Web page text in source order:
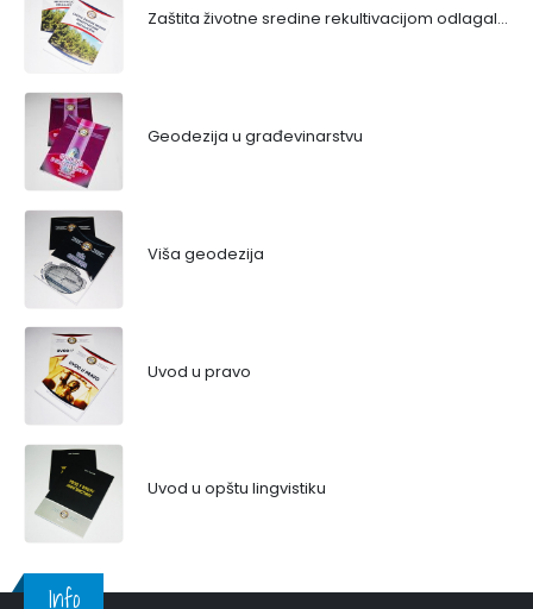
Zaštita životne sredine rekultivacijom odlagališta
Geodezija u građevinarstvu
Viša geodezija
Uvod u pravo
Uvod u opštu lingvistiku
Info